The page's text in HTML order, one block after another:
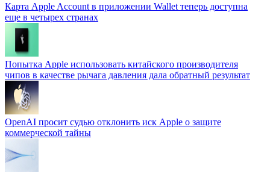
Карта Apple Account в приложении Wallet теперь доступна
еще в четырех странах
Попытка Apple использовать китайского производителя
чипов в качестве рычага давления дала обратный результат
OpenAI просит судью отклонить иск Apple о защите
коммерческой тайны